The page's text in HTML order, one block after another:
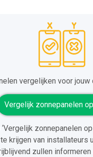
vergelijken voor jouw
Vergelijk zonnepanelen
‘Vergelijk zonnepanelen
krijgen van installateurs
zullen